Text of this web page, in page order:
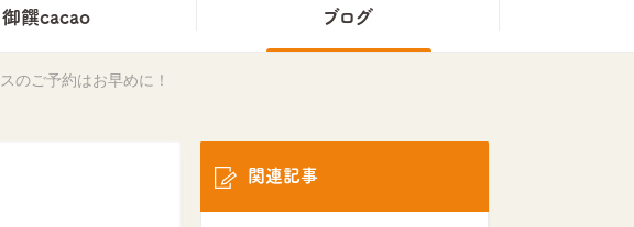
御饌cacao ブログ
のご予約はお早めに！
関連記事